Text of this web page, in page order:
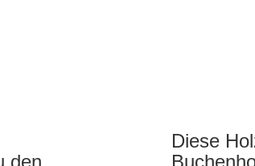
den
Diese